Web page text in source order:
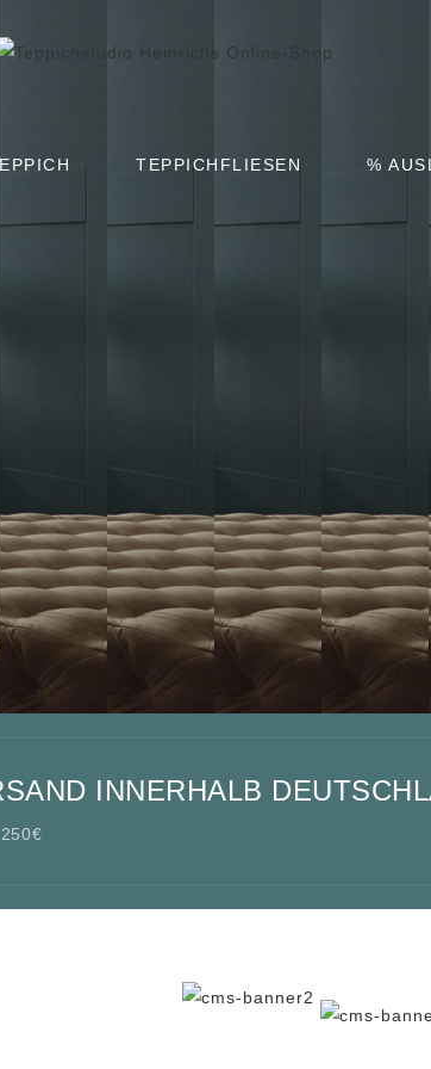
TEPPICHFLIESEN %
INNERHALB